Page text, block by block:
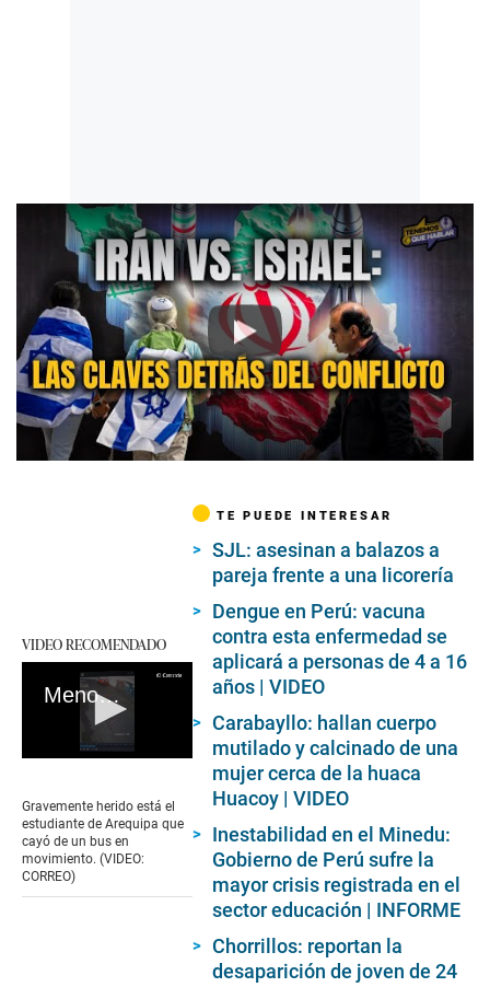
Play
VIDEO RECOMENDADO
Menor cayó de bus en movimiento en Arequipa
of
1
minute,
39
seconds
Gravemente herido está el
estudiante de Arequipa que
cayó de un bus en
movimiento. (VIDEO:
CORREO)
TE PUEDE INTERESAR
SJL: asesinan a balazos a
pareja frente a una licorería
Dengue en Perú: vacuna
contra esta enfermedad se
aplicará a personas de 4 a 16
años | VIDEO
Carabayllo: hallan cuerpo
mutilado y calcinado de una
mujer cerca de la huaca
Huacoy | VIDEO
Inestabilidad en el Minedu:
Gobierno de Perú sufre la
mayor crisis registrada en el
sector educación | INFORME
Chorrillos: reportan la
desaparición de joven de 24